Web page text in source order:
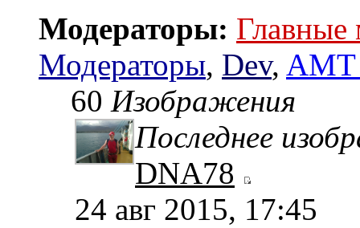
Модераторы: Главные
Модераторы, Dev, AMT
60 Изображения
Последнее
DNA78
24 авг 2015, 17:45